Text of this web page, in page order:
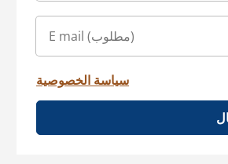
سياسة الخصوصية